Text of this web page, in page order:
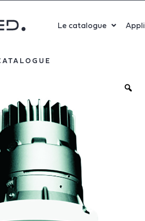
Le catalogue
Bureau